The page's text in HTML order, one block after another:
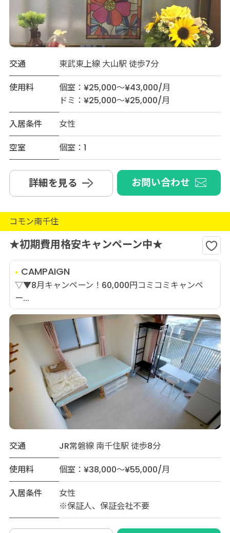
交通
東武東上線 大山駅 徒歩7分
使用料
個室：¥25,000～¥43,000/月
ドミ：¥25,000～¥25,000/月
入居条件
女性
空室
個室：1
詳細を見る お問い合わせ
コモン南千住
★初期費用格安キャンペーン中★
CAMPAIGN
▽▼8月キャンペーン！60,000円コミコミキャンペ
ー...
交通
JR常磐線 南千住駅 徒歩8分
使用料
個室：¥38,000～¥55,000/月
入居条件
女性
※保証人、保証会社不要